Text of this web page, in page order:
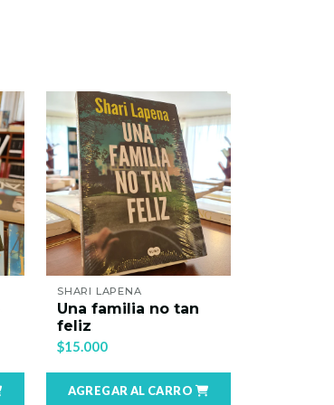
SHARI LAPENA
Una familia no tan
feliz
$15.000
AGREGAR AL CARRO